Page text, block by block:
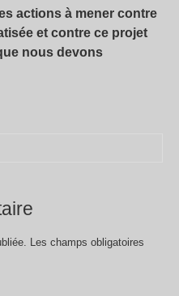
actions à mener contre
et contre ce projet
nous devons
Les champs obligatoires